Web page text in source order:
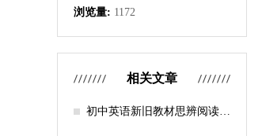
浏览量: 1172
相关文章
初中英语新旧教材思辨阅读任